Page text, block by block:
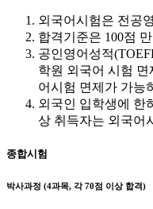
외국어시험은 전공
합격기준은 100점
공인영어성적
학원 외국어 시험
어시험 면제가 가능
외국인 입학생에 한
상 취득자는 외국어
종합시험
박사과정 (4과목, 각 70점 이상 합격)